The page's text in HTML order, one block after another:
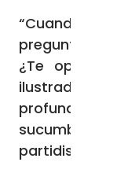
“Cuando
preguntará:
¿Te opusiste
profundamente
sucumbir a
partidista”,